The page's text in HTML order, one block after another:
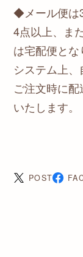
◆メール便
4点以上、ま
は宅配便とな
システム上、
ご注文時に
いたします。
POST